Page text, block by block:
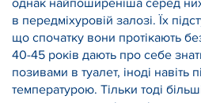
однак найпоширеніша серед
в передміхуровій залозі. Їх
що спочатку вони протікають
40-45 років дають про себе
позивами в туалет, іноді
температурою. Тільки тоді